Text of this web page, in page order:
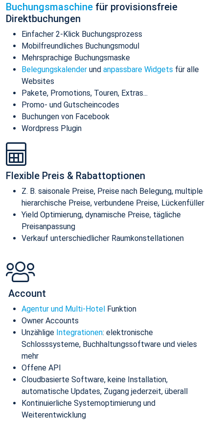
Buchungsmaschine für provisionsfreie
Direktbuchungen
Einfacher 2-Klick Buchungsprozess
Mobilfreundliches Buchungsmodul
Mehrsprachige Buchungsmaske
Belegungskalender und anpassbare Widgets für alle
Websites
Pakete, Promotions, Touren, Extras...
Promo- und Gutscheincodes
Buchungen von Facebook
Wordpress Plugin
Flexible Preis & Rabattoptionen
Z. B. saisonale Preise, Preise nach Belegung, multiple
hierarchische Preise, verbundene Preise, Lückenfüller
Yield Optimierung, dynamische Preise, tägliche
Preisanpassung
Verkauf unterschiedlicher Raumkonstellationen
Account
Agentur und Multi-Hotel Funktion
Owner Accounts
Unzählige Integrationen: elektronische
Schlosssysteme, Buchhaltungssoftware und vieles
mehr
Offene API
Cloudbasierte Software, keine Installation,
automatische Updates, Zugang jederzeit, überall
Kontinuierliche Systemoptimierung und
Weiterentwicklung